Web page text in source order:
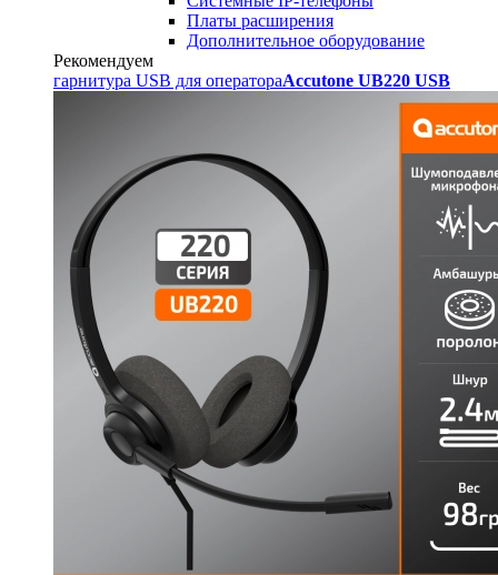
Платы расширения
Дополнительное оборудование
Рекомендуем
гарнитура USB для оператораAccutone UB220 USB